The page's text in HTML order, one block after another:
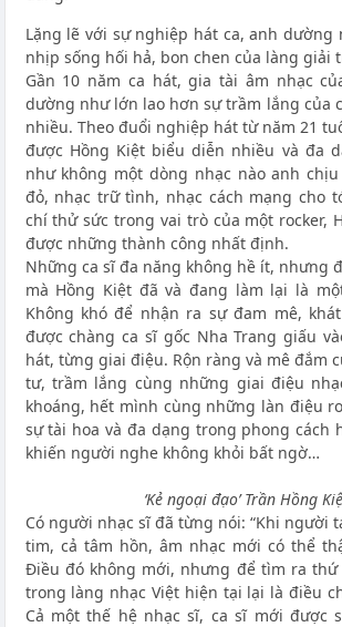
Lặng lẽ với sự nghiệp hát ca, anh dường
nhịp sống hối hả, bon chen của làng giải
Gần 10 năm ca hát, gia tài âm nhạc
dường như lớn lao hơn sự trầm lắng của
nhiều. Theo đuổi nghiệp hát từ năm 21
được Hồng Kiệt biểu diễn nhiều và đa
như không một dòng nhạc nào anh
đỏ, nhạc trữ tình, nhạc cách mạng cho
chí thử sức trong vai trò của một rocker,
được những thành công nhất định.
Những ca sĩ đa năng không hề ít, nhưng
mà Hồng Kiệt đã và đang làm lại là
Không khó để nhận ra sự đam mê,
được chàng ca sĩ gốc Nha Trang giấu
hát, từng giai điệu. Rộn ràng và mê đắm
tư, trầm lắng cùng những giai điệu
khoáng, hết mình cùng những làn điệu
sự tài hoa và đa dạng trong phong cách
khiến người nghe không khỏi bất ngờ…
‘Kẻ ngoại đạo’ Trần Hồng
Có người nhạc sĩ đã từng nói: “Khi người
tim, cả tâm hồn, âm nhạc mới có thể
Điều đó không mới, nhưng để tìm ra
trong làng nhạc Việt hiện tại lại là điều
Cả một thế hệ nhạc sĩ, ca sĩ mới được